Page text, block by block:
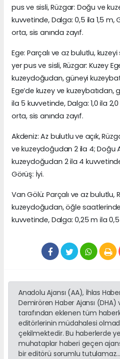
pus ve sisli, Rüzgar: Doğu ve
kuvvetinde, Dalga: 0,5 ila 1,5 m,
orta, sis anında zayıf.
Ege: Parçalı ve az bulutlu,
yer pus ve sisli, Rüzgar: Kuzey
kuzeydoğudan, güneyi
Ege’de kuzey ve
ila 5 kuvvetinde, Dalga: 1,0 ila
orta, sis anında zayıf.
Akdeniz: Az bulutlu ve açık,
ve kuzeydoğudan 2 ila 4; Doğu
kuzeydoğudan 2 ila 4
Görüş: İyi.
Van Gölü: Parçalı ve az bulutlu,
kuzeydoğudan, öğle
kuvvetinde, Dalga: 0,25 m ila
Anadolu Ajansı (AA), İhlas
Demirören Haber Ajansı
tarafından eklenen tüm
editörlerinin müdahalesi
çekilmektedir. Bu haberlerde
muhataplar haberi geçen
bir editörü sorumlu tutulamaz...